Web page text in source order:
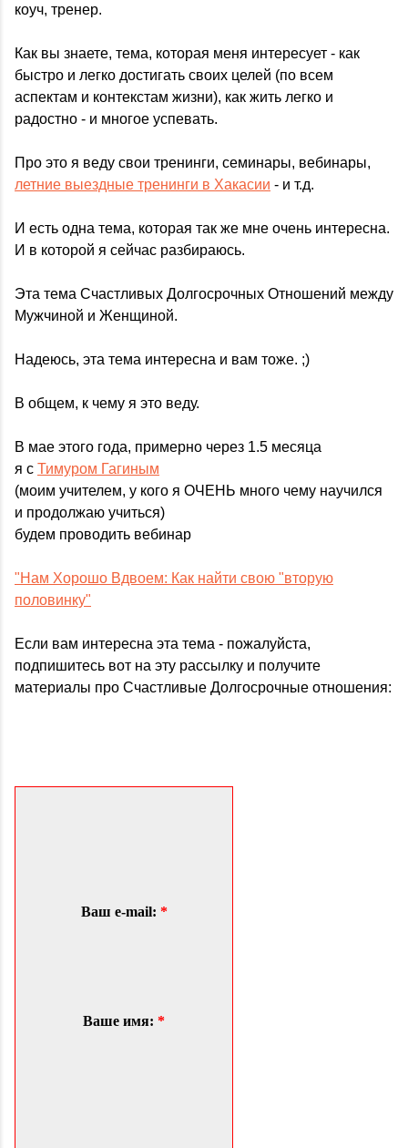
коуч, тренер.
Как вы знаете, тема, которая меня интересует - как
быстро и легко достигать своих целей (по всем
аспектам и контекстам жизни), как жить легко и
радостно - и многое успевать.
Про это я веду свои тренинги, семинары, вебинары,
летние выездные тренинги в Хакасии - и т.д.
И есть одна тема, которая так же мне очень интересна.
И в которой я сейчас разбираюсь.
Эта тема Счастливых Долгосрочных Отношений между
Мужчиной и Женщиной.
Надеюсь, эта тема интересна и вам тоже. ;)
В общем, к чему я это веду.
В мае этого года, примерно через 1.5 месяца
я с Тимуром Гагиным
(моим учителем, у кого я ОЧЕНЬ много чему научился
и продолжаю учиться)
будем проводить вебинар
"Нам Хорошо Вдвоем: Как найти свою "вторую
половинку"
Если вам интересна эта тема - пожалуйста,
подпишитесь вот на эту рассылку и получите
материалы про Счастливые Долгосрочные отношения:
Ваш e-mail: *
Ваше имя: *